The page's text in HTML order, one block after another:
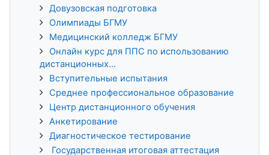
Довузовская подготовка
Олимпиады БГМУ
Медицинский колледж БГМУ
Онлайн курс для ППС по использованию
дистанционных...
Вступительные испытания
Среднее профессиональное образование
Центр дистанционного обучения
Анкетирование
Диагностическое тестирование
Государственная итоговая аттестация